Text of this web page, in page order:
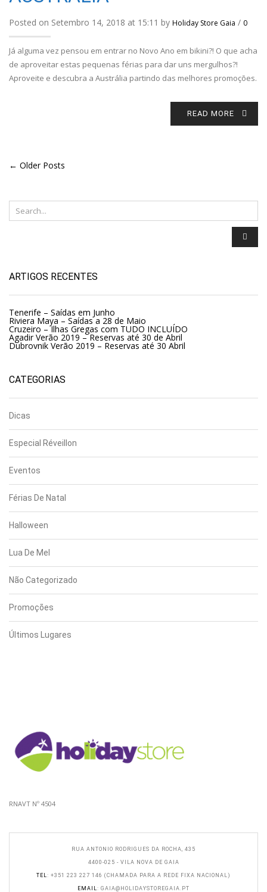
Posted on Setembro 14, 2018 at 15:11 by Holiday Store Gaia / 0
Já alguma vez pensou em entrar no Novo Ano em bikini?! O que acha
de aproveitar estas pequenas férias para dar uns mergulhos?!
Aproveite e descubra a Austrália partindo das melhores promoções.
READ MORE
← Older Posts
ARTIGOS RECENTES
Tenerife – Saídas em Junho
Riviera Maya – Saídas a 28 de Maio
Cruzeiro – Ilhas Gregas com TUDO INCLUÍDO
Agadir Verão 2019 – Reservas até 30 de Abril
Dubrovnik Verão 2019 – Reservas até 30 Abril
CATEGORIAS
Dicas
Especial Réveillon
Eventos
Férias De Natal
Halloween
Lua De Mel
Não Categorizado
Promoções
Últimos Lugares
RNAVT Nº 4504
RUA ANTONIO RODRIGUES DA ROCHA, 435
4400-025 - VILA NOVA DE GAIA
TEL : +351 223 227 146 (CHAMADA PARA A REDE FIXA NACIONAL)
EMAIL : GAIA@HOLIDAYSTOREGAIA.PT